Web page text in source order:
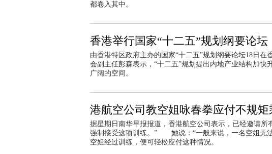
都卷入其中。
香港举行国家“十二五”规划纲要论坛
由香港特区政府主办的国家“十二五”规划纲要论坛18
会副主任彭森表示，“十二五”规划提出内地产业结构加
广阔的空间。
港航空公司教空姐咏春拳应付不规矩
据星期日南华早报报道，香港航空公司表示，已经邀请
强制接受这项训练。” 她说：“一般来说，一名空姐无
空姐经过训练，便可轻松应付这种情况。